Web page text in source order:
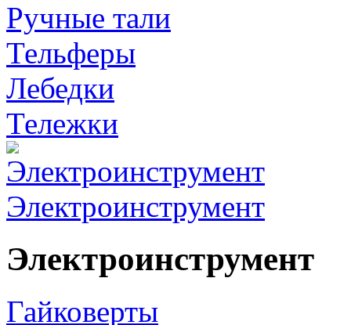
Ручные тали
Тельферы
Лебедки
Тележки
Электроинструмент
Электроинструмент
Гайковерты